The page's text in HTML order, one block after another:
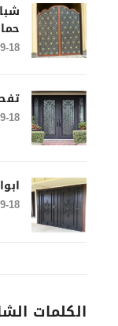
18
18
18
الكلمات